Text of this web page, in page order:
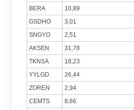
BERA
10,89
GSDHO
3,01
SNGYO
2,51
AKSEN
31,78
TKNSA
18,23
YYLGD
26,44
ZOREN
2,94
CEMTS
8,66